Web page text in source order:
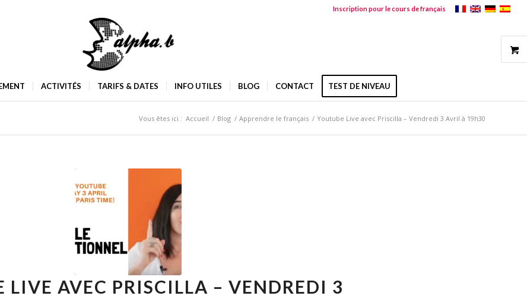
Inscription pour le cours de français
ACTIVITÉS TARIFS & DATES INFO UTILES BLOG CONTACT TEST DE NIVEAU
Vous êtes ici : Accueil / Blog / Apprendre le français / Youtube Live avec Priscilla – Vendredi 3 Avril à 19h30
LIVE AVEC PRISCILLA – VENDREDI 3